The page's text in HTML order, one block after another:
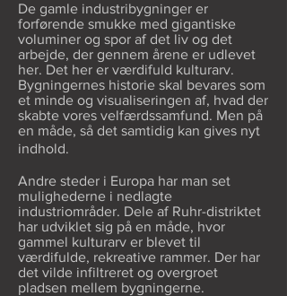
De gamle industribygninger er
forførende smukke med gigantiske
voluminer og spor af det liv og det
arbejde, der gennem årene er udlevet
her. Det her er værdifuld kulturarv.
Bygningernes historie skal bevares som
et minde og visualiseringen af, hvad der
skabte vores velfærdssamfund. Men på
en måde, så det samtidig kan gives nyt
indhold.
Andre steder i Europa har man set
mulighederne i nedlagte
industriområder. Dele af Ruhr-distriktet
har udviklet sig på en måde, hvor
gammel kulturarv er blevet til
værdifulde, rekreative rammer. Der har
det vilde infiltreret og overgroet
pladsen mellem bygningerne.